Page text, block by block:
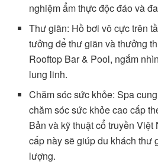
nghiệm ẩm thực độc đáo và
Thư giãn: Hồ bơi vô cực trên
tưởng để thư giãn và thưởng
Rooftop Bar & Pool, ngắm
lung linh.
Chăm sóc sức khỏe: Spa
chăm sóc sức khỏe cao cấp
Bản và kỹ thuật cổ truyền
cấp này sẽ giúp du khách thư
lượng.